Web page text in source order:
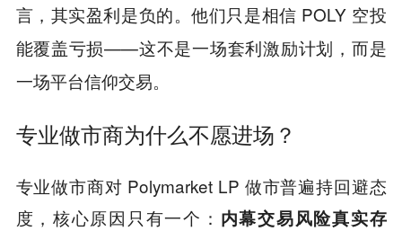
言，其实盈利是负的。他们只是相信 POLY 空投
能覆盖亏损——这不是一场套利激励计划，而是
一场平台信仰交易。
专业做市商为什么不愿进场？
专业做市商对 Polymarket LP 做市普遍持回避态
度，核心原因只有一个： 内幕交易风险真实存